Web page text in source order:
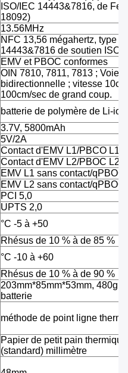
ISO/IEC 14443&7816, de
18092)
13.56MHz
NFC 13,56 mégahertz, type
14443&7816 de soutien ISO/
EMV et PBOC conformes
OIN 7810, 7811, 7813 ; Voie
bidirectionnelle ; vitesse
100cm/sec de grand coup.
batterie de polymère de Li-ion
3.7V, 5800mAh
5V/2A
Contact d'EMV L1/PBCO L1
Contact d'EMV L2/PBOC L2
EMV L1 sans contact/qPBOC
EMV L2 sans contact/qPBOC
PCI 5,0
UPTS 2,0
°C -5 à +50
Rhésus de 10 % à de 85 %
°C -10 à +60
Rhésus de 10 % à de 90 %
203mm*85mm*53mm, 480g
batterie
méthode de point ligne
Papier de petit pain
(standard) millimètre